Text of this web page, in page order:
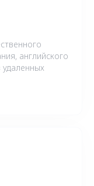
английского
удаленных